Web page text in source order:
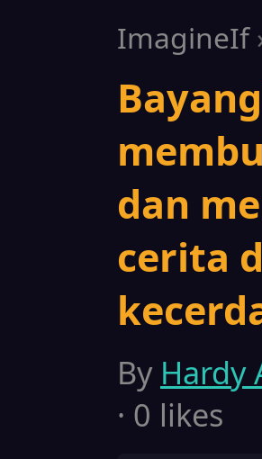
ImagineIf
dan
cerita
By Hardy
· 0 likes